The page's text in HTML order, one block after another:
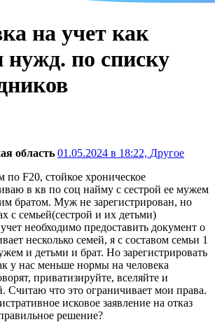
на учет как
по списку
область 01.05.2024 в 18:22, Другое
F20, стойкое хроническое
в кв по соц найму с сестрой ее мужем
братом. Муж не зарегистрирован, но
с семьей(сестрой и их детьми)
необходимо предоставить документ о
несколько семей, я с составом семьи 1
и детьми и брат. Но зарегистрировать
у нас меньше нормы на человека
приватизируйте, вселяйте и
Считаю что это ограничивает мои права.
исковое заявление на отказ
решение?